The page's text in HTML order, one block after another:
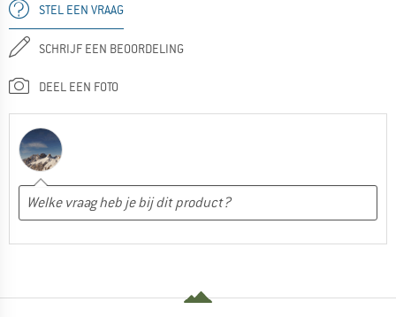
STEL EEN VRAAG
SCHRIJF EEN BEOORDELING
DEEL EEN FOTO